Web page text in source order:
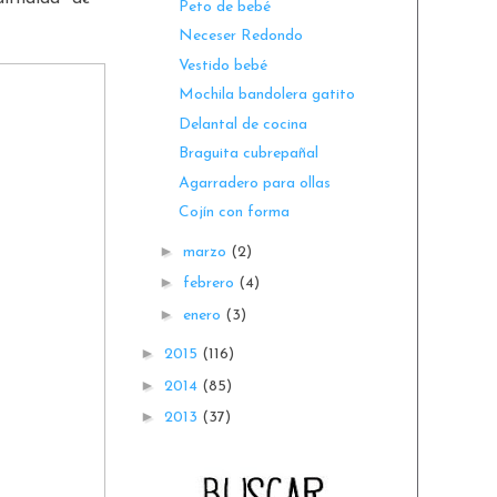
Peto de bebé
Neceser Redondo
Vestido bebé
Mochila bandolera gatito
Delantal de cocina
Braguita cubrepañal
Agarradero para ollas
Cojín con forma
► marzo (2)
► febrero (4)
► enero (3)
► 2015 (116)
► 2014 (85)
► 2013 (37)